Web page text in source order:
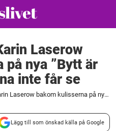
Laserow
på nya ”Bytt är
inte får se
TV4:s spel med Karin Laserow bakom kulisserna på nya ”Bytt är bytt” – som tittarna inte får se
Lägg till som önskad källa på Google